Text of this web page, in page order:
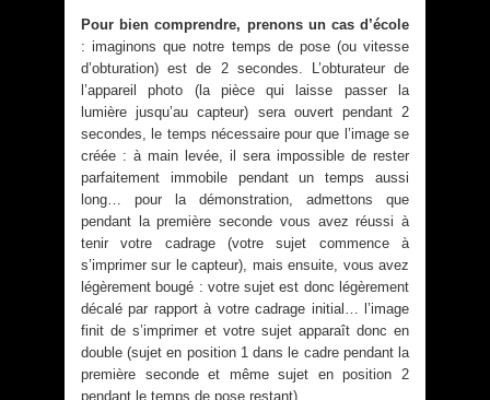
Pour bien comprendre, prenons un cas d’école
: imaginons que notre temps de pose (ou vitesse
d’obturation) est de 2 secondes. L’obturateur de
l’appareil photo (la pièce qui laisse passer la
lumière jusqu’au capteur) sera ouvert pendant 2
secondes, le temps nécessaire pour que l’image se
créée : à main levée, il sera impossible de rester
parfaitement immobile pendant un temps aussi
long… pour la démonstration, admettons que
pendant la première seconde vous avez réussi à
tenir votre cadrage (votre sujet commence à
s’imprimer sur le capteur), mais ensuite, vous avez
légèrement bougé : votre sujet est donc légèrement
décalé par rapport à votre cadrage initial… l’image
finit de s’imprimer et votre sujet apparaît donc en
double (sujet en position 1 dans le cadre pendant la
première seconde et même sujet en position 2
pendant le temps de pose restant).